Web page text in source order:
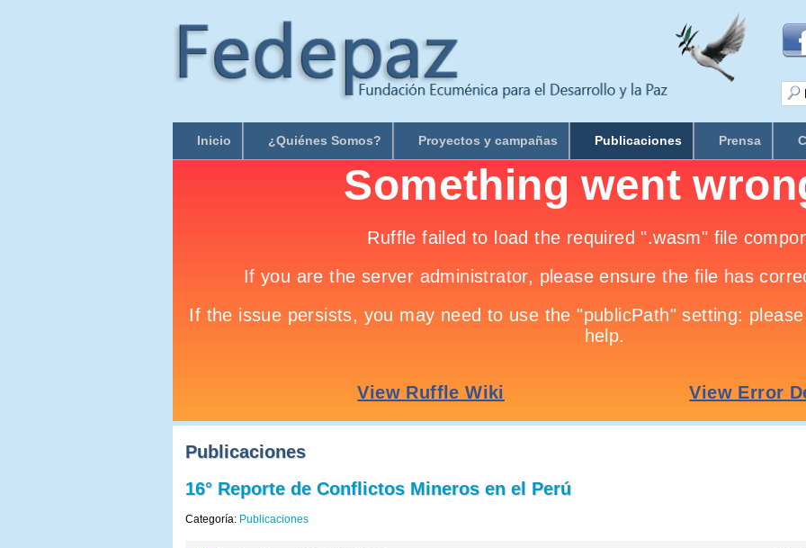
Inicio ¿Quiénes Somos? Proyectos y campañas Publicaciones Prensa
Publicaciones
16° Reporte de Conflictos Mineros en el Perú
Categoría: Publicaciones